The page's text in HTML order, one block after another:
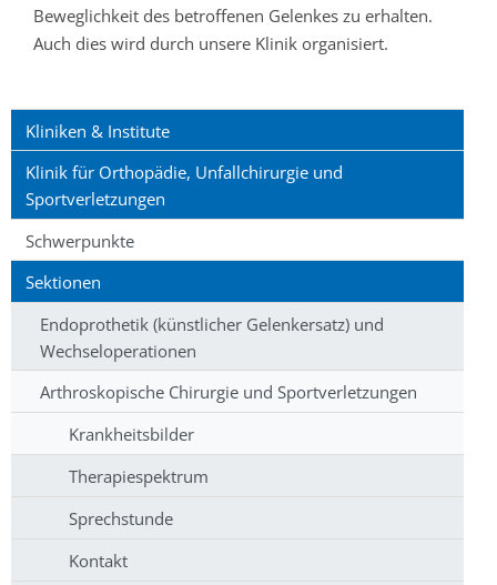
Beweglichkeit des betroffenen Gelenkes zu erhalten.
Auch dies wird durch unsere Klinik organisiert.
Kliniken & Institute
Klinik für Orthopädie, Unfallchirurgie und
Sportverletzungen
Schwerpunkte
Sektionen
Endoprothetik (künstlicher Gelenkersatz) und
Wechseloperationen
Arthroskopische Chirurgie und Sportverletzungen
Krankheitsbilder
Therapiespektrum
Sprechstunde
Kontakt